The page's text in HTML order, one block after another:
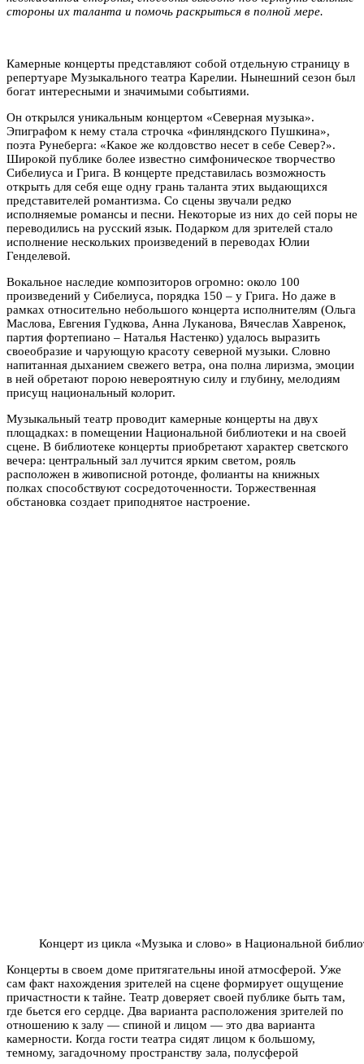
стороны их таланта и помочь раскрыться в полной мере.
Камерные концерты представляют собой отдельную страницу в
репертуаре Музыкального театра Карелии. Нынешний сезон был
богат интересными и значимыми событиями.
Он открылся уникальным концертом «Северная музыка».
Эпиграфом к нему стала строчка «финляндского Пушкина»,
поэта Рунеберга: «Какое же колдовство несет в себе Север?».
Широкой публике более известно симфоническое творчество
Сибелиуса и Грига. В концерте представилась возможность
открыть для себя еще одну грань таланта этих выдающихся
представителей романтизма. Со сцены звучали редко
исполняемые романсы и песни. Некоторые из них до сей поры не
переводились на русский язык. Подарком для зрителей стало
исполнение нескольких произведений в переводах Юлии
Генделевой.
Вокальное наследие композиторов огромно: около 100
произведений у Сибелиуса, порядка 150 – у Грига. Но даже в
рамках относительно небольшого концерта исполнителям (Ольга
Маслова, Евгения Гудкова, Анна Луканова, Вячеслав Хавренок,
партия фортепиано – Наталья Настенко) удалось выразить
своеобразие и чарующую красоту северной музыки. Словно
напитанная дыханием свежего ветра, она полна лиризма, эмоции
в ней обретают порою невероятную силу и глубину, мелодиям
присущ национальный колорит.
Музыкальный театр проводит камерные концерты на двух
площадках: в помещении Национальной библиотеки и на своей
сцене. В библиотеке концерты приобретают характер светского
вечера: центральный зал лучится ярким светом, рояль
расположен в живописной ротонде, фолианты на книжных
полках способствуют сосредоточенности. Торжественная
обстановка создает приподнятое настроение.
Концерт из цикла «Музыка и слово» в Национальной
Концерты в своем доме притягательны иной атмосферой. Уже
сам факт нахождения зрителей на сцене формирует ощущение
причастности к тайне. Театр доверяет своей публике быть там,
где бьется его сердце. Два варианта расположения зрителей по
отношению к залу — спиной и лицом — это два варианта
камерности. Когда гости театра сидят лицом к большому,
темному, загадочному пространству зала, полусферой